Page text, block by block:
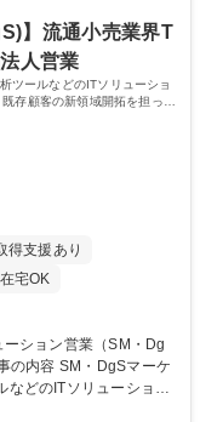
高校 語学力： 資格：
】流通小売業界T
人営業
ツールなどのITソリューショ
存顧客の新領域開拓を担って
得支援あり
在宅OK
などのITソリューション
拓・既存顧客の新領域